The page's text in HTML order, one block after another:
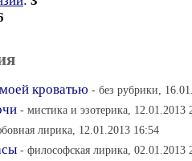
кроватью - без рубрики,
- мистика и эзотерика, 12.01.2013
лирика, 12.01.2013 16:54
- философская лирика, 02.01.2013